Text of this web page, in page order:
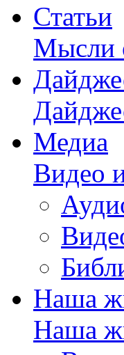
Статьи
Мысли
Медиа
Видео
Наша
Наша